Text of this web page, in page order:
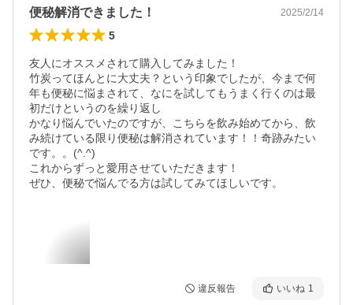
便秘解消できました！ 2025/2/14
5
友人にオススメされて購入してみました！
竹炭ってほんとに大丈夫？という印象でしたが、今まで何
年も便秘に悩まされて、なにを試してもうまく行くのは最
初だけというのを繰り返し
かなり悩んでいたのですが、こちらを飲み始めてから、飲
み続けている限り便秘は解消されています！！奇跡みたい
です。。(^.^)
これからずっと愛用させていただきます！
ぜひ、便秘で悩んでる方は試してみてほしいです。
違反報告 いいね 1